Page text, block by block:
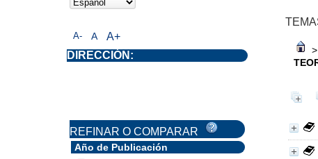
>
A- A A+
DIRECCIÓN:
REFINAR O COMPARAR
Año de Publicación